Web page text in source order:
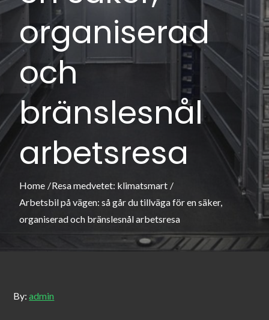
organiserad
och
bränslesnål
arbetsresa
Home
Resa medvetet: klimatsmart
Arbetsbil på vägen: så går du tillväga för en säker,
organiserad och bränslesnål arbetsresa
By:admin